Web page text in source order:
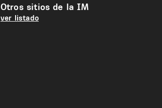
Otros sitios de la IM
ver listado